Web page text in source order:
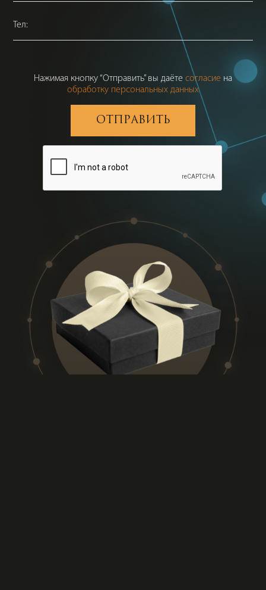
Нажимая кнопку “Отправить” вы даёте согласие на
обработку персональных данных